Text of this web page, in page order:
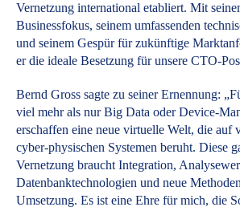
Vernetzung international etabliert. Mit
Businessfokus, seinem umfassenden
und seinem Gespür für zukünftige
er die ideale Besetzung für unsere CTO-
Bernd Gross sagte zu seiner Ernennung:
viel mehr als nur Big Data oder Device-
erschaffen eine neue virtuelle Welt, die auf
cyber-physischen Systemen beruht. Diese
Vernetzung braucht Integration,
Datenbanktechnologien und neue
Umsetzung. Es ist eine Ehre für mich, die